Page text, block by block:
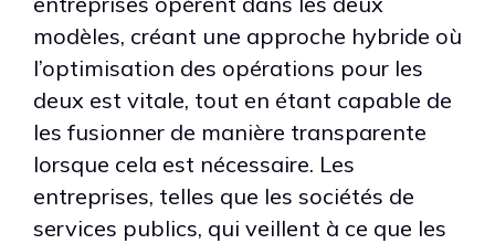
modèles, créant une approche hybride où
l’optimisation des opérations pour les
deux est vitale, tout en étant capable de
les fusionner de manière transparente
lorsque cela est nécessaire. Les
entreprises, telles que les sociétés de
services publics, qui veillent à ce que les